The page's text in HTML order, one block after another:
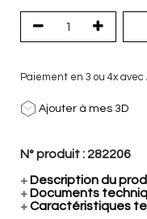
Paiement en 3 ou 4x avec
Ajouter à mes 3D
N° produit : 282206
+ Description du
+ Documents
+Caractéristiques